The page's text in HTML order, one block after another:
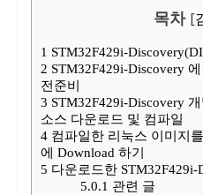
목차 [
1 STM32F429i-
2 STM32F429i-Discovery
전준비
3 STM32F429i-Discovery
소스 다운로드 및 컴파일
4컴파일한 리눅스 이미지
에 Download 하기
5 다운로드한
5.0.1 관련 글